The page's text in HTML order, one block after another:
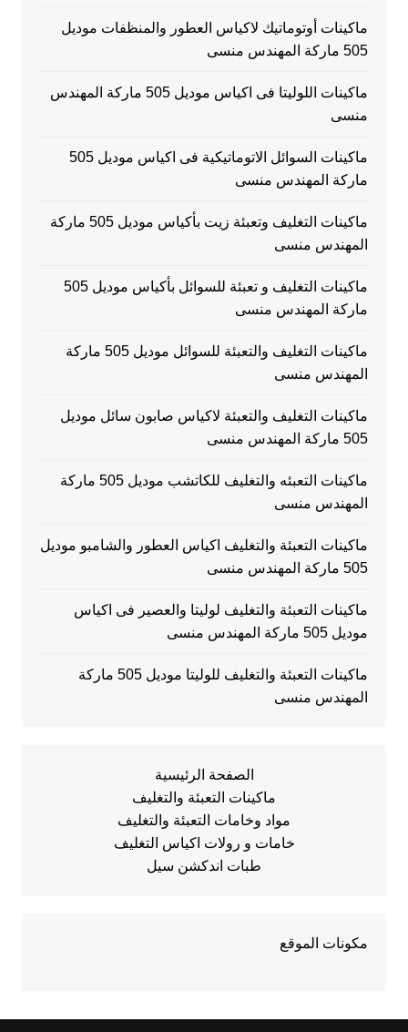
ماكينات أوتوماتيك لاكياس العطور والمنظفات موديل
505 ماركة المهندس منسى
ماكينات اللوليتا فى اكياس موديل 505 ماركة المهندس
منسى
ماكينات السوائل الاتوماتيكية فى اكياس موديل 505
ماركة المهندس منسى
ماكينات التغليف وتعبئة زيت بأكياس موديل 505 ماركة
المهندس منسى
ماكينات التغليف و تعبئة للسوائل بأكياس موديل 505
ماركة المهندس منسى
ماكينات التغليف والتعبئة للسوائل موديل 505 ماركة
المهندس منسى
ماكينات التغليف والتعبئة لاكياس صابون سائل موديل
505 ماركة المهندس منسى
ماكينات التعبئه والتغليف للكاتشب موديل 505 ماركة
المهندس منسى
ماكينات التعبئة والتغليف اكياس العطور والشامبو موديل
505 ماركة المهندس منسى
ماكينات التعبئة والتغليف لوليتا والعصير فى اكياس
موديل 505 ماركة المهندس منسى
ماكينات التعبئة والتغليف للوليتا موديل 505 ماركة
المهندس منسى
الصفحة الرئيسية
ماكينات التعبئة والتغليف
مواد وخامات التعبئة والتغليف
خامات و رولات اكياس التغليف
طبات اندكشن سيل
مكونات الموقع